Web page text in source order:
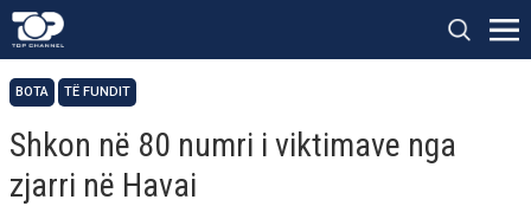
BOTA TË FUNDIT
Shkon në 80 numri i viktimave nga
zjarri në Havai